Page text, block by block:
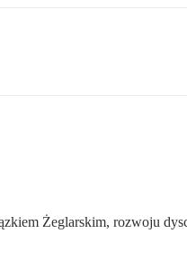
Żeglarskim, rozwoju